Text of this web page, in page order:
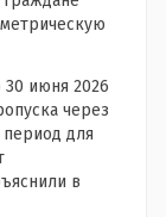
30 июня 2026
через
период для
в